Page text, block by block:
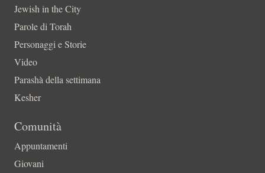
Jewish in the City
Parole di Torah
Personaggi e Storie
Video
Parashà della settimana
Kesher
Comunità
Appuntamenti
Giovani